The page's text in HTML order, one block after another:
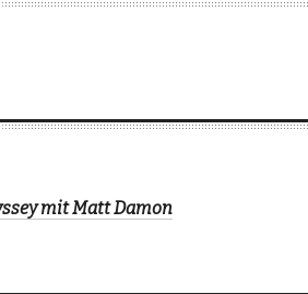
mit Matt Damon